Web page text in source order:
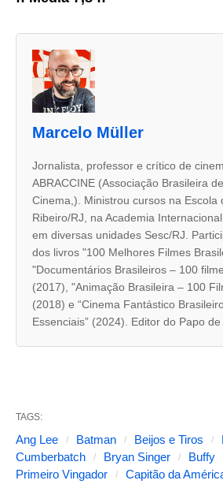
u
t
e
s
Marcelo Müller
Jornalista, professor e crítico de
ABRACCINE (Associação Brasileira
Cinema,). Ministrou cursos na Escola
Ribeiro/RJ, na Academia
em diversas unidades Sesc/RJ.
dos livros "100 Melhores Filmes
"Documentários Brasileiros – 100
(2017), "Animação Brasileira – 100
(2018) e “Cinema Fantástico
Essenciais” (2024). Editor do Papo de
TAGS:
Ang Lee Batman Beijos e Tiros
Cumberbatch
Bryan Singer Buffy
Primeiro Vingador
Capitão da